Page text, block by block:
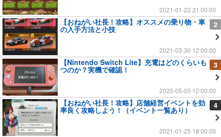
2021-01-22 21:00:00
2
【おねがい社長！攻略】オススメの乗り物・車
の入手方法と小技
2021-03-30 12:00:00
3
【Nintendo Switch Lite】充電はどのくらいも
つのか？実機で確認！
2020-05-05 12:00:00
4
【おねがい社長！攻略】店舗経営イベントを効
率良く攻略しよう！（イベント一覧あり）
2021-01-25 18:00:00